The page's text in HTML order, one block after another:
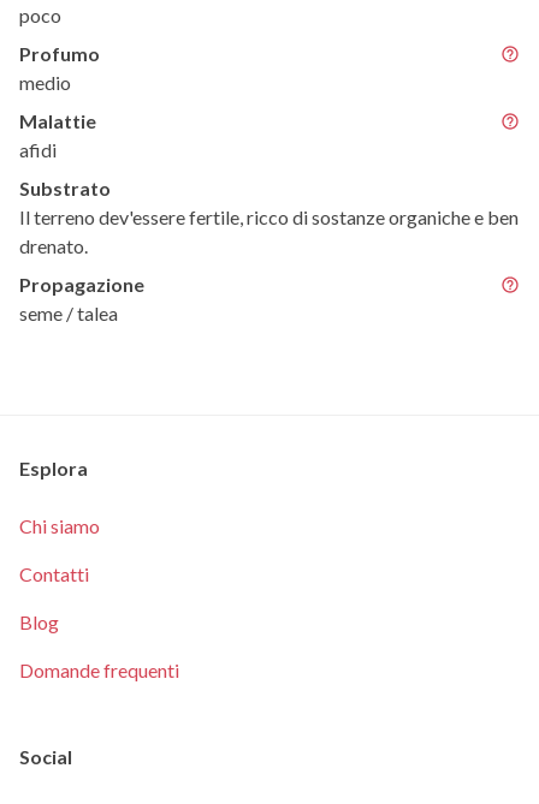
poco
Profumo
medio
Malattie
afidi
Substrato
Il terreno dev'essere fertile, ricco di sostanze organiche e ben
drenato.
Propagazione
seme / talea
Esplora
Chi siamo
Contatti
Blog
Domande frequenti
Social